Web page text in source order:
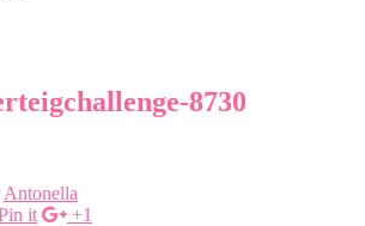
8730
Antonella
it +1